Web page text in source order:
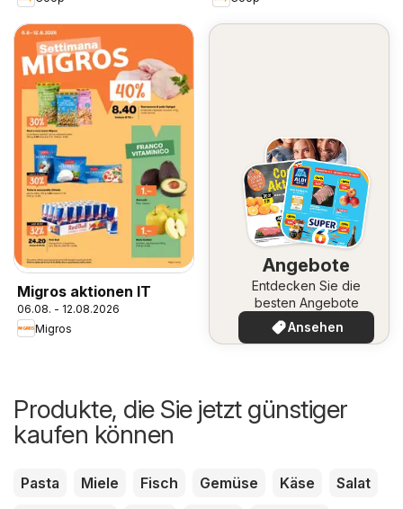
Migros aktionen IT
06.08. - 12.08.2026
Migros
Angebote
Entdecken Sie die
besten Angebote
Ansehen
Produkte, die Sie jetzt günstiger
kaufen können
Pasta Miele Fisch Gemüse Käse
Salat